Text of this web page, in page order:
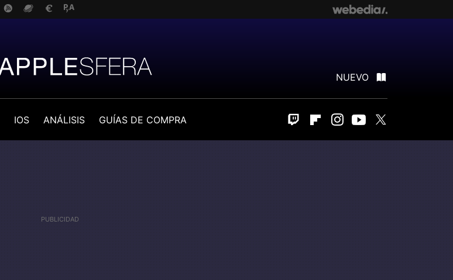
NUEVO
IOS ANÁLISIS GUÍAS DE COMPRA Twitch FlipboardInstagram
Youtube